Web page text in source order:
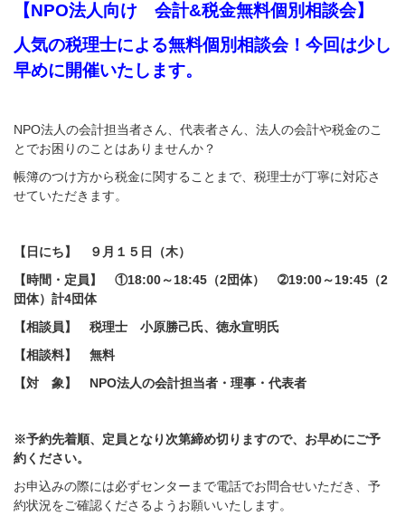
【NPO法人向け 会計&税金無料個別相談会】
人気の税理士による無料個別相談会！ 今回は少し
早めに開催いたします。
NPO法人の会計担当者さん、代表者さん、法人の会計や税金のこ
とでお困りのことはありませんか？
帳簿のつけ方から税金に関することまで、税理士が丁寧に対応さ
せていただきます。
【日にち】 ９月１５日（木）
【時間・定員】 ①18:00～18:45（2団体） ➁19:00～19:45（2
団体）計4団体
【相談員】 税理士 小原勝己氏、徳永宣明氏
【相談料】 無料
【対 象】 NPO法人の会計担当者・理事・代表者
※予約先着順、定員となり次第締め切りますので、お早めにご予
約ください。
お申込みの際には必ずセンターまで電話でお問合せいただき、予
約状況をご確認くださるようお願いいたします。